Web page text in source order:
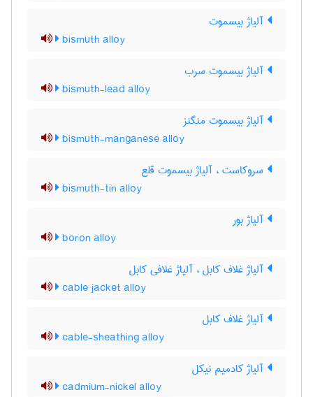
آلیاژ بیسموت
bismuth alloy
آلیاژ بیسموت سرب
bismuth-lead alloy
آلیاژ بیسموت منگنز
bismuth-manganese alloy
سروکاست ، آلیاژ بیسموت قلع
bismuth-tin alloy
آلیاژ بور
boron alloy
آلیاژ غلاف کابل ، آلیاژ غلافی کابل
cable jacket alloy
آلیاژ غلاف کابل
cable-sheathing alloy
آلیاژ کادمیم نیکل
cadmium-nickel alloy